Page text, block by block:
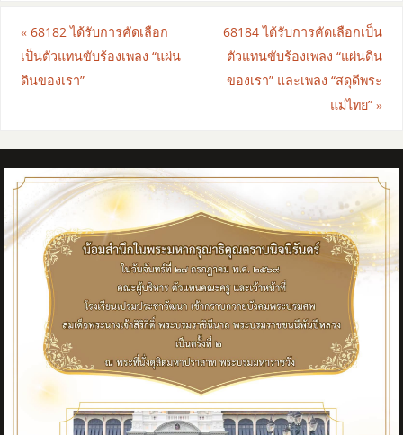
«68182 ได้รับการคัดเลือก
เป็นตัวแทนขับร้องเพลง “แผ่น
ดินของเรา”
68184 ได้รับการคัดเลือกเป็น
ตัวแทนขับร้องเพลง “แผ่นดิน
ของเรา” และเพลง “สดุดีพระ
แม่ไทย”»